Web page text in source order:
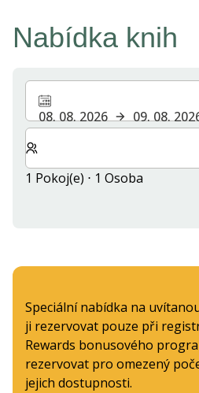
Nabídka knih
08. 08. 2026
09. 08.
Zvolte počet pokojů a hostů
1 Pokoj(e) ⋅ 1 Osoba
Speciální nabídka na
ji rezervovat pouze při
Rewards bonusového
rezervovat pro omezený
jejich dostupnosti.